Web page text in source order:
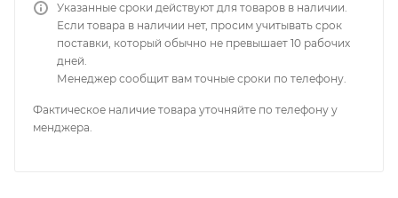
Указанные сроки действуют для товаров в наличии.
Если товара в наличии нет, просим учитывать срок
поставки, который обычно не превышает 10 рабочих
дней.
Менеджер сообщит вам точные сроки по телефону.
Фактическое наличие товара уточняйте по телефону у
менджера.